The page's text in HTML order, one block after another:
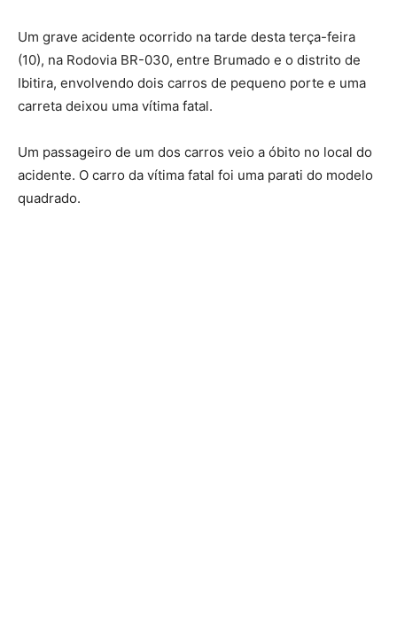
Um grave acidente ocorrido na tarde desta terça-feira
(10), na Rodovia BR-030, entre Brumado e o distrito de
Ibitira, envolvendo dois carros de pequeno porte e uma
carreta deixou uma vítima fatal.
Um passageiro de um dos carros veio a óbito no local do
acidente. O carro da vítima fatal foi uma parati do modelo
quadrado.